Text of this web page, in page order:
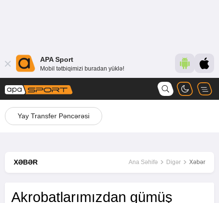
APA Sport
Mobil tətbiqimizi buradan yüklə!
Yay Transfer Pəncərəsi
XƏBƏR Ana Səhifə Digər Xəbər
Akrobatlarımızdan gümüş